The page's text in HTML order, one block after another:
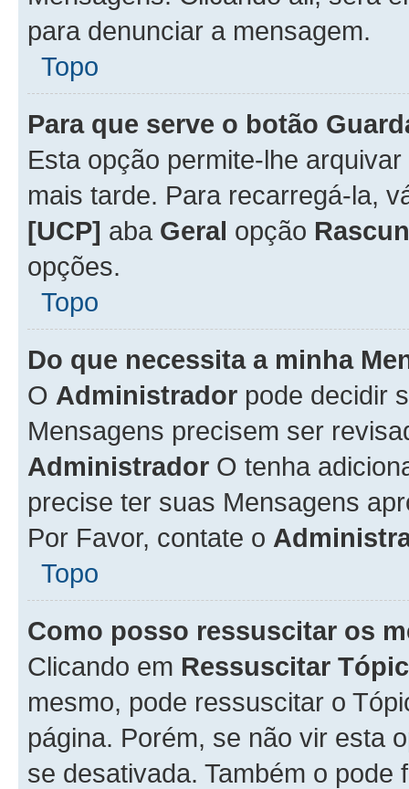
para denunciar a mensagem.
Topo
Para que serve o botão
Esta opção permite-lhe
mais tarde. Para recarregá-la,
[UCP] aba Geral opção
opções.
Topo
Do que necessita a minha
O Administrador pode decidir
Mensagens precisem ser
Administrador O tenha
precise ter suas Mensagens
Por Favor, contate o
Topo
Como posso ressuscitar os
Clicando em Ressuscitar
mesmo, pode ressuscitar o
página. Porém, se não vir esta
se desativada. Também o